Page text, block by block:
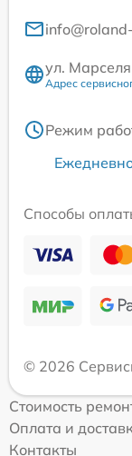
ул.
Адрес
Режим
Способы
© 2026
Стоимость
Оплата и
Контакты